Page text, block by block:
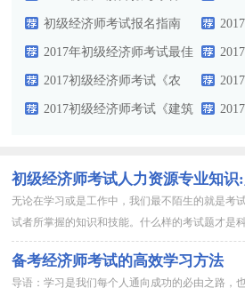
面剖析 条
初级经济师考试报名指南
2017 南
2017年初级经济师考试最佳
备考复习计划 产
2017初级经济师考试《农
业》备考试题及答案 事
2017初级经济师考试《建筑
初级经济师考试人力资源专业知
无论在学习或是工作中，我们最不陌生的就是考
试者所掌握的知识和技能。什么样的考试题才是
编收集整理的初级经济师考试人力资源专业知识:
备考经济师考试的高效学习方法
导语：学习是我们每个人通向成功的必由之路，